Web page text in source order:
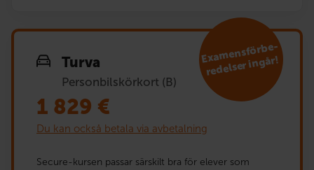
Turva
Personbilskörkort (B)
E
xa
mensförbe­
redelser ingår!
1 829 €
Du kan också betala via avbetalning
Secure-kursen passar särskilt bra för elever som